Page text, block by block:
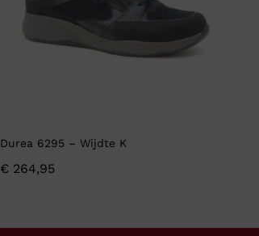
Durea 6295 – Wijdte K
€ 264,95